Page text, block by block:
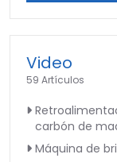
Video
59 Artículos
carbón de
Máquina de